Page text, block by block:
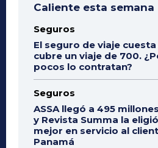
Caliente esta semana
Seguros
El seguro de viaje
cubre un viaje de 700.
pocos lo contratan?
Seguros
ASSA llegó a 495
y Revista Summa la
mejor en servicio al
Panamá